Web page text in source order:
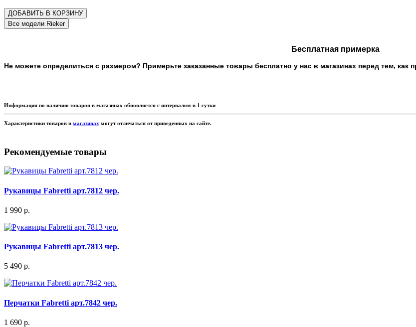
ДОБАВИТЬ В КОРЗИНУ
Бесплатная примерка
Не можете определиться с размером? Примерьте заказанные товары бесплатно у нас в магазинах перед тем, как
Информация по наличию товаров в магазинах обновляется с интервалом в 1 сутки
Характеристики товаров в магазинах могут отличаться от приведенных на сайте.
Рекомендуемые товары
Рукавицы Fabretti арт.7812 чер.
1 990 р.
Рукавицы Fabretti арт.7813 чер.
5 490 р.
Перчатки Fabretti арт.7842 чер.
1 690 р.